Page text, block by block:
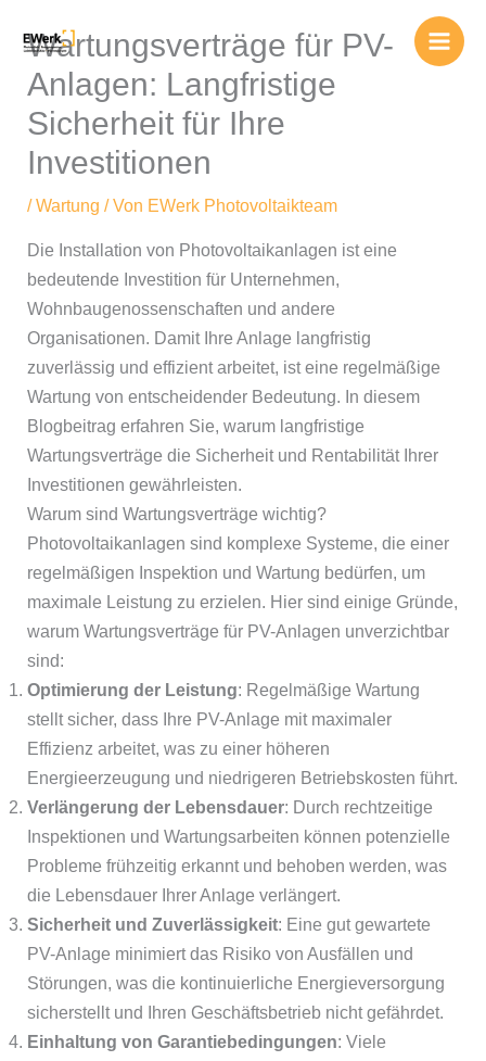
Inhalt
springen
Wartungsverträge für PV-
Anlagen: Langfristige
Sicherheit für Ihre
Investitionen
/Wartung / Von EWerk Photovoltaikteam
Die Installation von Photovoltaikanlagen ist eine
bedeutende Investition für Unternehmen,
Wohnbaugenossenschaften und andere
Organisationen. Damit Ihre Anlage langfristig
zuverlässig und effizient arbeitet, ist eine regelmäßige
Wartung von entscheidender Bedeutung. In diesem
Blogbeitrag erfahren Sie, warum langfristige
Wartungsverträge die Sicherheit und Rentabilität Ihrer
Investitionen gewährleisten.
Warum sind Wartungsverträge wichtig?
Photovoltaikanlagen sind komplexe Systeme, die einer
regelmäßigen Inspektion und Wartung bedürfen, um
maximale Leistung zu erzielen. Hier sind einige Gründe,
warum Wartungsverträge für PV-Anlagen unverzichtbar
sind:
Optimierung der Leistung: Regelmäßige Wartung
stellt sicher, dass Ihre PV-Anlage mit maximaler
Effizienz arbeitet, was zu einer höheren
Energieerzeugung und niedrigeren Betriebskosten führt.
Verlängerung der Lebensdauer: Durch rechtzeitige
Inspektionen und Wartungsarbeiten können potenzielle
Probleme frühzeitig erkannt und behoben werden, was
die Lebensdauer Ihrer Anlage verlängert.
Sicherheit und Zuverlässigkeit: Eine gut gewartete
PV-Anlage minimiert das Risiko von Ausfällen und
Störungen, was die kontinuierliche Energieversorgung
sicherstellt und Ihren Geschäftsbetrieb nicht gefährdet.
Einhaltung von Garantiebedingungen: Viele